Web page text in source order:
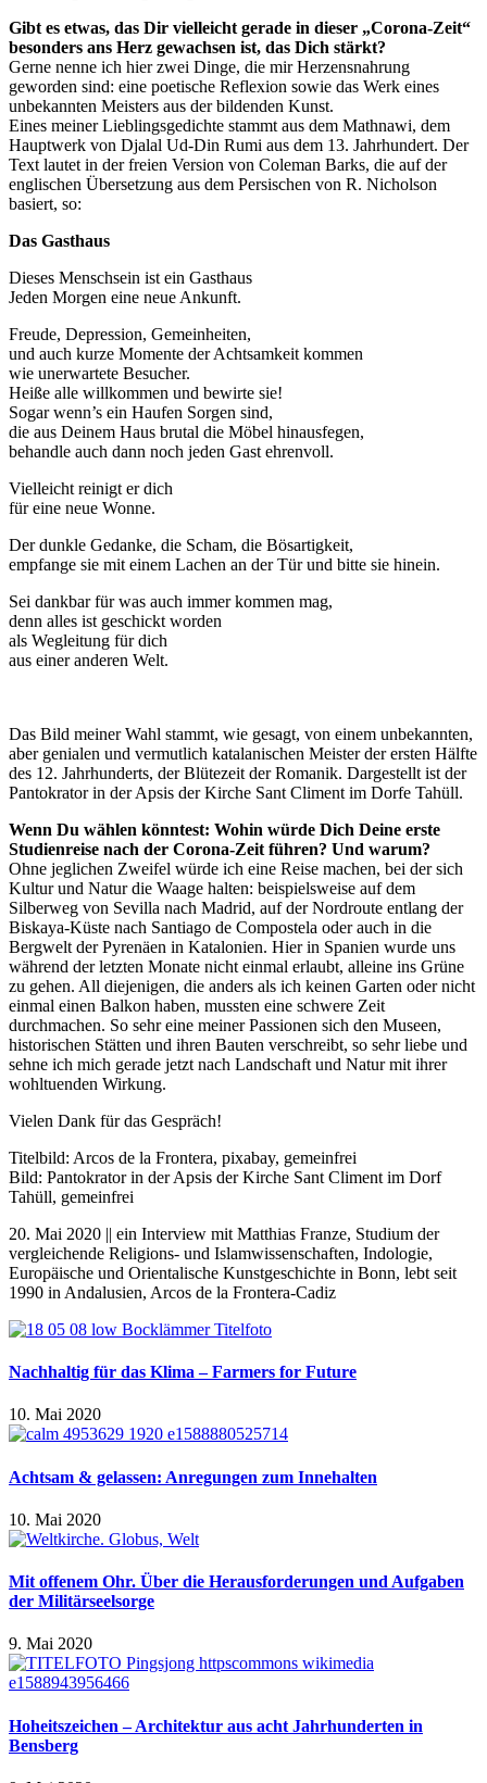
Gibt es etwas, das Dir vielleicht gerade in dieser „Corona-Zeit“
besonders ans Herz gewachsen ist, das Dich stärkt?
Gerne nenne ich hier zwei Dinge, die mir Herzensnahrung
geworden sind: eine poetische Reflexion sowie das Werk eines
unbekannten Meisters aus der bildenden Kunst.
Eines meiner Lieblingsgedichte stammt aus dem Mathnawi, dem
Hauptwerk von Djalal Ud-Din Rumi aus dem 13. Jahrhundert. Der
Text lautet in der freien Version von Coleman Barks, die auf der
englischen Übersetzung aus dem Persischen von R. Nicholson
basiert, so:
Das Gasthaus
Dieses Menschsein ist ein Gasthaus
Jeden Morgen eine neue Ankunft.
Freude, Depression, Gemeinheiten,
und auch kurze Momente der Achtsamkeit kommen
wie unerwartete Besucher.
Heiße alle willkommen und bewirte sie!
Sogar wenn’s ein Haufen Sorgen sind,
die aus Deinem Haus brutal die Möbel hinausfegen,
behandle auch dann noch jeden Gast ehrenvoll.
Vielleicht reinigt er dich
für eine neue Wonne.
Der dunkle Gedanke, die Scham, die Bösartigkeit,
empfange sie mit einem Lachen an der Tür und bitte sie hinein.
Sei dankbar für was auch immer kommen mag,
denn alles ist geschickt worden
als Wegleitung für dich
aus einer anderen Welt.
Das Bild meiner Wahl stammt, wie gesagt, von einem unbekannten,
aber genialen und vermutlich katalanischen Meister der ersten Hälfte
des 12. Jahrhunderts, der Blütezeit der Romanik. Dargestellt ist der
Pantokrator in der Apsis der Kirche Sant Climent im Dorfe Tahüll.
Wenn Du wählen könntest: Wohin würde Dich Deine erste
Studienreise nach der Corona-Zeit führen? Und warum?
Ohne jeglichen Zweifel würde ich eine Reise machen, bei der sich
Kultur und Natur die Waage halten: beispielsweise auf dem
Silberweg von Sevilla nach Madrid, auf der Nordroute entlang der
Biskaya-Küste nach Santiago de Compostela oder auch in die
Bergwelt der Pyrenäen in Katalonien. Hier in Spanien wurde uns
während der letzten Monate nicht einmal erlaubt, alleine ins Grüne
zu gehen. All diejenigen, die anders als ich keinen Garten oder nicht
einmal einen Balkon haben, mussten eine schwere Zeit
durchmachen. So sehr eine meiner Passionen sich den Museen,
historischen Stätten und ihren Bauten verschreibt, so sehr liebe und
sehne ich mich gerade jetzt nach Landschaft und Natur mit ihrer
wohltuenden Wirkung.
Vielen Dank für das Gespräch!
Titelbild: Arcos de la Frontera, pixabay, gemeinfrei
Bild: Pantokrator in der Apsis der Kirche Sant Climent im Dorf
Tahüll, gemeinfrei
20. Mai 2020 || ein Interview mit Matthias Franze, Studium der
vergleichende Religions- und Islamwissenschaften, Indologie,
Europäische und Orientalische Kunstgeschichte in Bonn, lebt seit
1990 in Andalusien, Arcos de la Frontera-Cadiz
Nachhaltig für das Klima – Farmers for Future
10. Mai 2020
Achtsam & gelassen: Anregungen zum Innehalten
10. Mai 2020
Mit offenem Ohr. Über die Herausforderungen und Aufgaben
der Militärseelsorge
9. Mai 2020
Hoheitszeichen – Architektur aus acht Jahrhunderten in
Bensberg